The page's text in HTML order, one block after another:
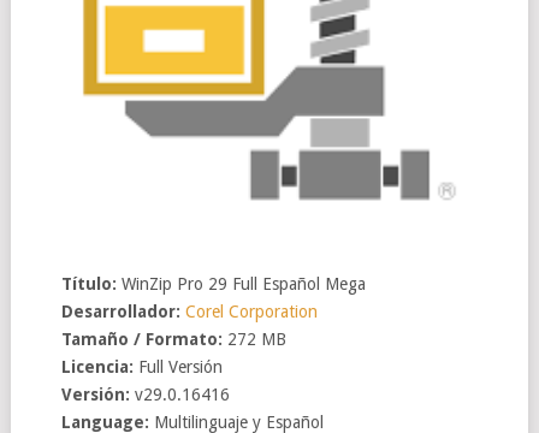
Título: WinZip Pro 29 Full Español Mega
Desarrollador: Corel Corporation
Tamaño / Formato: 272 MB
Licencia: Full Versión
Versión: v29.0.16416
Language: Multilinguaje y Español